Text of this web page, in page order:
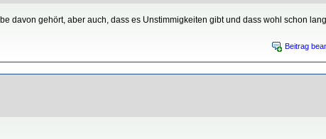
gehört, aber auch, dass es Unstimmigkeiten gibt und dass wohl schon
Beitrag